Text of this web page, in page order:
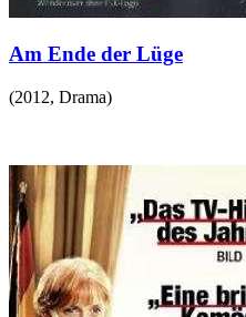
Am Ende der Lüge
(2012, Drama)